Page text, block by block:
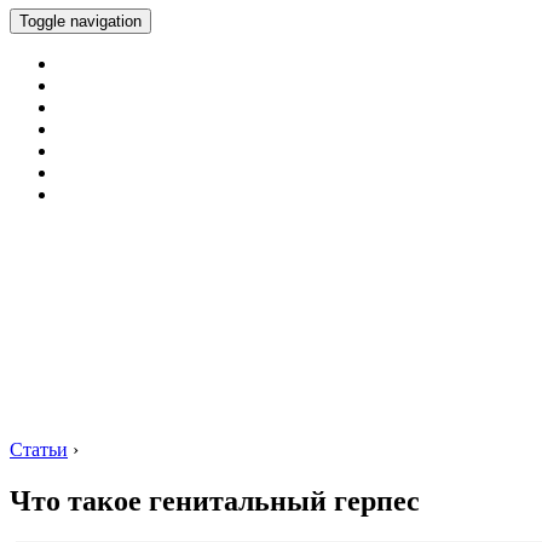
Toggle navigation
Статьи ›
Что такое генитальный герпес